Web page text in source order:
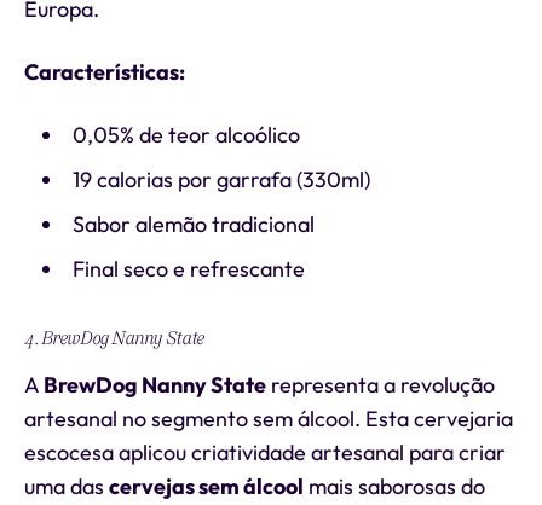
Europa.
Características:
0,05% de teor alcoólico
19 calorias por garrafa (330ml)
Sabor alemão tradicional
Final seco e refrescante
4. BrewDog Nanny State
A BrewDog Nanny State representa a revolução
artesanal no segmento sem álcool. Esta cervejaria
escocesa aplicou criatividade artesanal para criar
uma das cervejas sem álcool mais saborosas do